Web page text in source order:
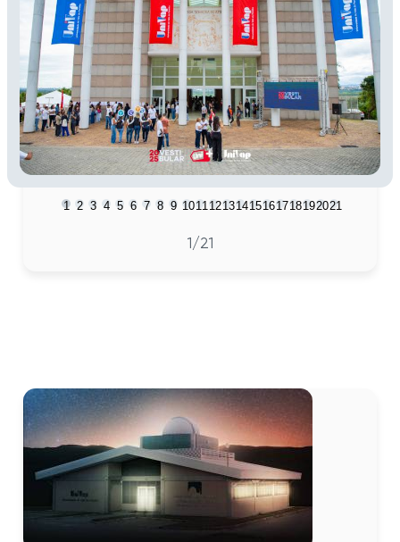
1 2 3 4 5 6 7 8 9 1011 12131415161718192021
1/21